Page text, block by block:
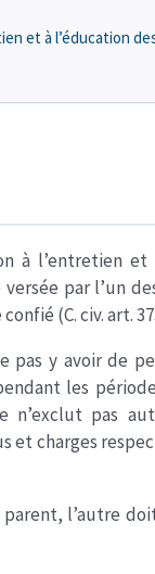
et à l’éducation
à l’entretien et
par l’un
(C. civ. art.
pas y avoir de
les
n’exclut pas
et charges
l’autre